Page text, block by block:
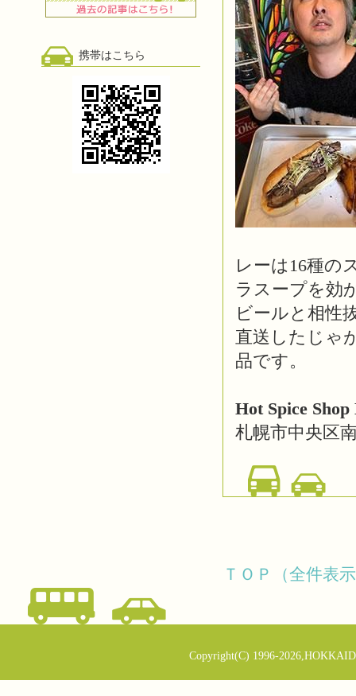
携帯はこちら
レーは16種の
ラスープを効
ビールと相性
直送したじゃ
品です。
Hot Spice Shop
札幌市中央区
ＴＯＰ（全件表
Copyright(C) 1996-